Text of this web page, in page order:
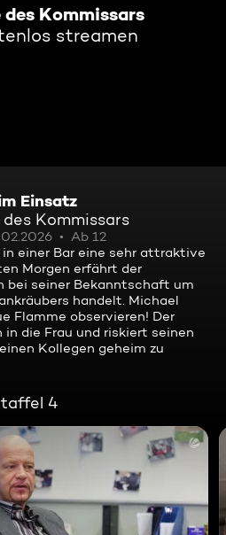
Kommissars
streamen
Einsatz
Kommissars
Ab 12
einer Bar eine sehr attraktive
Morgen erfährt der
bei seiner Bekanntschaft um
handelt. Michael
Flamme observieren! Der
die Frau und riskiert seinen
Kollegen geheim zu
4